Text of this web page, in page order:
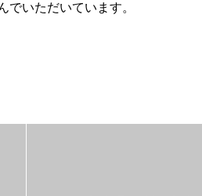
でいただいています。